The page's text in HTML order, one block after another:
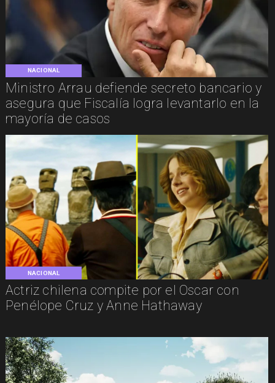
NACIONAL
Ministro Arrau defiende secreto bancario y
asegura que Fiscalía logra levantarlo en la
mayoría de casos
NACIONAL
Actriz chilena compite por el Oscar con
Penélope Cruz y Anne Hathaway